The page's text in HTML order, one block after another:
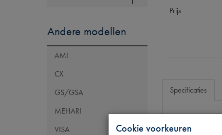
Andere modellen
AMI
CX
GS/GSA
MEHARI
VISA
Prijs
Specificaties
Eigenschappen
Cookie voorkeuren